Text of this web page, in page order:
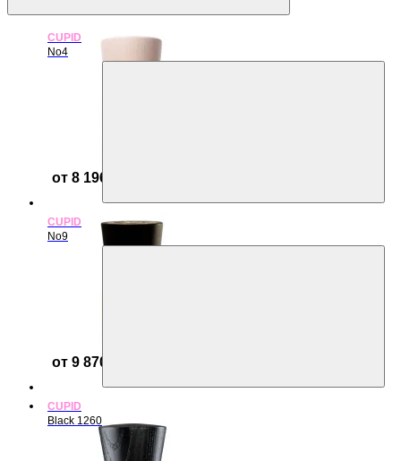
CUPID
No4
от 8 196 ₽
CUPID
No9
от 9 870 ₽
CUPID
Black 1260